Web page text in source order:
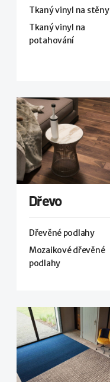
Tkaný vinyl na stěny
Tkaný vinyl na
potahování
Dřevo
Dřevěné podlahy
Mozaikové dřevěné
podlahy